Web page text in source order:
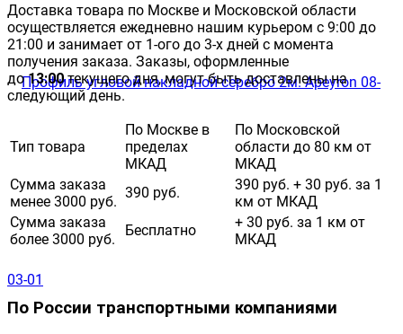
Доставка товара по Москве и Московской области
осуществляется ежедневно нашим курьером с 9:00 до
21:00 и занимает от 1-ого до 3-х дней с момента
получения заказа. Заказы, оформленные
до13:00текущего дня, могут быть доставлены на
следующий день.
Тип товара
По Москве в
пределах
МКАД
По Московской
области до 80 км от
МКАД
Сумма заказа
менее 3000 руб.
390 руб.
390 руб. + 30 руб. за 1
км от МКАД
Сумма заказа
более 3000 руб.
Бесплатно
+ 30 руб. за 1 км от
МКАД
По России транспортными компаниями